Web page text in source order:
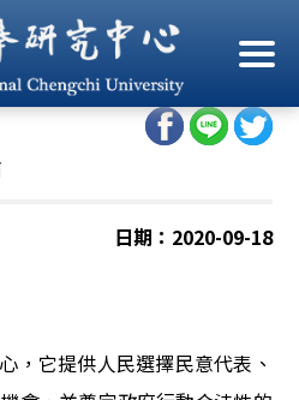
與設立宗旨
日期：2020-09-18
，它提供人民選擇民意代表、